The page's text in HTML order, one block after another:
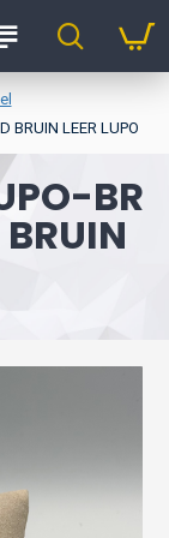
BRUIN LEER LUPO
BR